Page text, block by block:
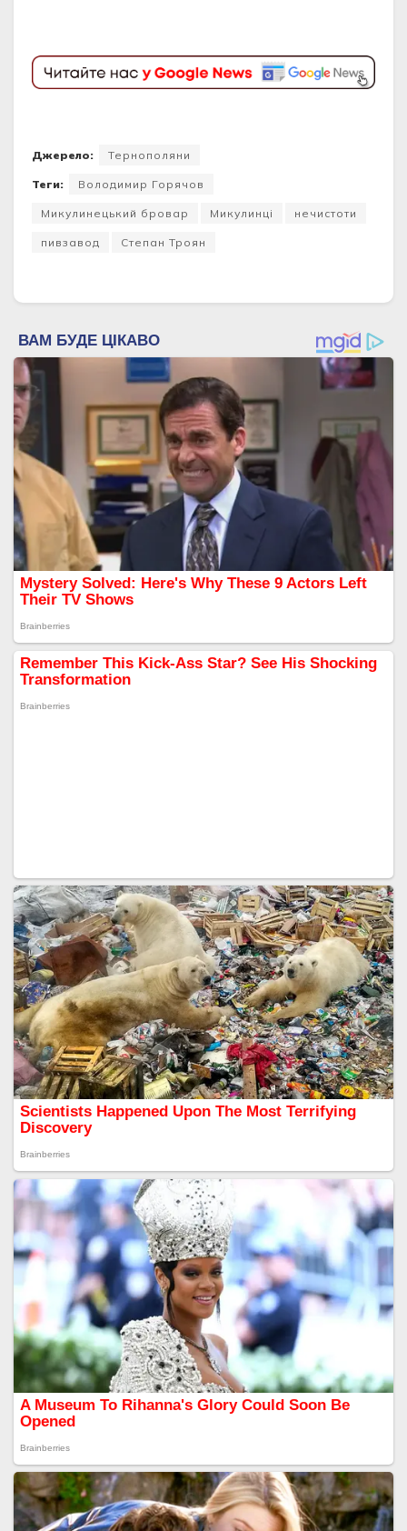
Джерело: Тернополяни
Теги: Володимир Горячов
Микулинецький бровар Микулинці нечистоти
пивзавод Степан Троян